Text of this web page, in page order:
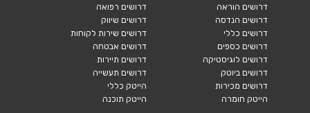
דרושים הוראה
דרושים הנדסה
דרושים כללי
דרושים כספים
דרושים לוגיסטיקה
דרושים ביוטק
דרושים מכירות
הייטק חומרה
דרושים רפואה
דרושים שיווק
דרושים שירות לקוחות
דרושים אבטחה
דרושים תיירות
דרושים תעשייה
הייטק כללי
הייטק תוכנה